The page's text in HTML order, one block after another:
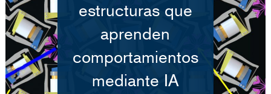
estructuras que
aprenden
comportamientos
mediante IA